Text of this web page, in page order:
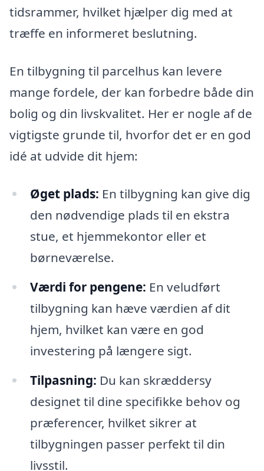
tidsrammer, hvilket hjælper dig med at
træffe en informeret beslutning.
En tilbygning til parcelhus kan levere
mange fordele, der kan forbedre både din
bolig og din livskvalitet. Her er nogle af de
vigtigste grunde til, hvorfor det er en god
idé at udvide dit hjem:
Øget plads: En tilbygning kan give dig
den nødvendige plads til en ekstra
stue, et hjemmekontor eller et
børneværelse.
Værdi for pengene: En veludført
tilbygning kan hæve værdien af dit
hjem, hvilket kan være en god
investering på længere sigt.
Tilpasning: Du kan skræddersy
designet til dine specifikke behov og
præferencer, hvilket sikrer at
tilbygningen passer perfekt til din
livsstil.